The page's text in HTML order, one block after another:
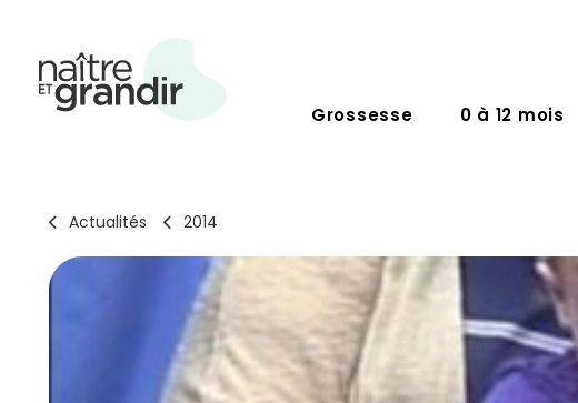
Grossesse 0 à 12 mois
Actualités 2014